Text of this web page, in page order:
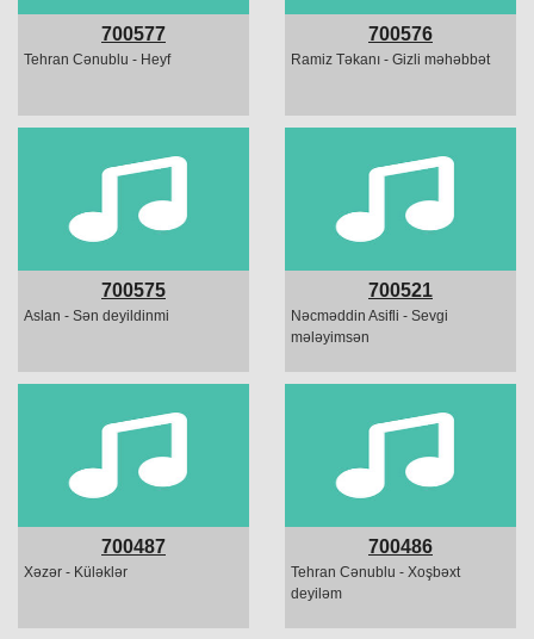
700577
Tehran Cənublu - Heyf
700576
Ramiz Təkanı - Gizli məhəbbət
700575
Aslan - Sən deyildinmi
700521
Nəcməddin Asifli - Sevgi
mələyimsən
700487
Xəzər - Küləklər
700486
Tehran Cənublu - Xoşbəxt
deyiləm